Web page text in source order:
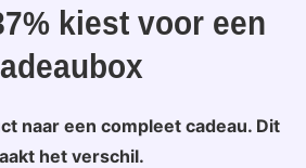
kiest voor een
naar een compleet cadeau. Dit
het verschil.